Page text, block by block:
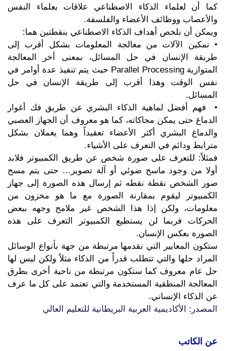
كما أن لعلماء الذكاء الاصطناعي علاقات بعلماء النفس
والأعصاب ووظائف الأعضاء والفلسفة.
ويمكن أن نلخص أهداف الذكاء الاصطناعي بنقطتين هما:
• تمكين الآلات من معالجة المعلومات بشكل أقرب إلى
طريقة الإنسان في حل المسائل، بمعنى أخر المعالجة
المتوازية Parallel Processing حيث يتم تنفيذ عدة أوامر في
نفس الوقت وهذا أقرب إلى طريقة الإنسان في حل
المسائل.
• فهم أفضل لماهية الذكاء البشري عن طريق فك أغوار
الدماغ حتى يمكن محاكاته، كما هو معروف أن الجهاز العصبي
والدماغ البشري أكثر الأعضاء تعقيداً وهما يعملان بشكل
مترابط ودائم في التعرف على الأشياء.
فمثلاً: للتعرف على صورة شخص عن طريق الكمبيوتر فلابد
أولا من وجود ماسح ضوئي أو آلة تصوير… حتى يتم مسح
صور الشخص نقطة نقطه ثم إرسال هذه الصورة إلى جهاز
الكمبيوتر ليقوم بمقارنة الصورة مع ما هو مخزون من
معلومات، ولكن إذا هذا الشخص غير ملامح وجهه ببعض
الحركات فربما لن يستطيع الكمبيوتر التعرف على هذه
الصورة بعكس الإنسان.
ستكون المعايير التي نقدمها مرتبطة من جهة بأنواع الوسائل
المراد حلها والتي تتطلب قدراً من الذكاء مثلاً ولكن ليس لها
حل عام معروف كما ستكون مرتبطة من ناحية أخرى بطرق
المعالجة المنطقية المستخدمة والتي تعتمد على كل ما عرف
عن الذكاء الإنساني.
المصدر: الأكاديمية العربية البريطانية للتعليم العالي
عن الكاتب